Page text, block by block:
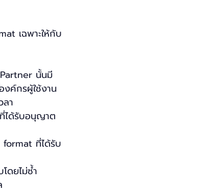
เฉพาะให้กับ
นั้นมี
งค์กรผู้ใช้งาน
า
ได้รับอนุญาต
format ที่ได้รับ
ดยไม่ซ้ำ